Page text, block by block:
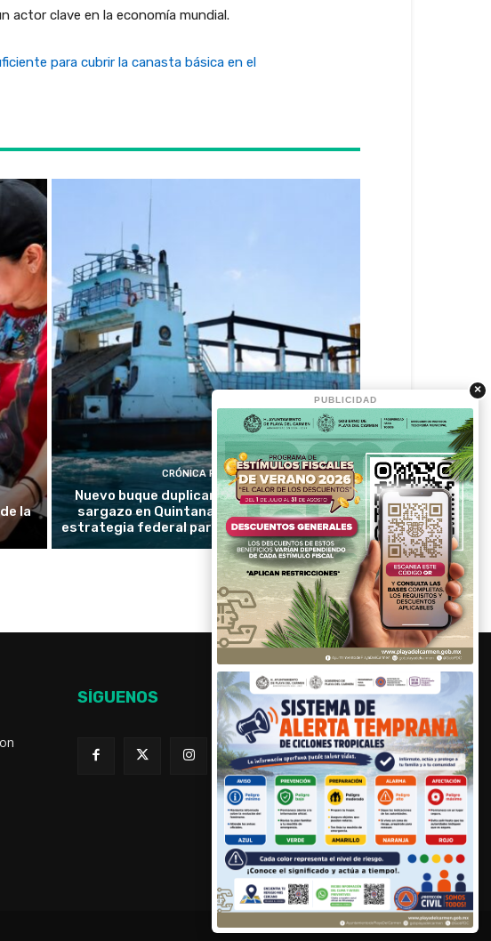
actor clave en la economía mundial.
para cubrir la canasta básica en el
la
CRÓNICA RIVIERA
Nuevo buque duplicará la recolección de
sargazo en Quintana Roo y reforzará la
estrategia federal para proteger las playas
SÍGUENOS
×
PUBLICIDAD